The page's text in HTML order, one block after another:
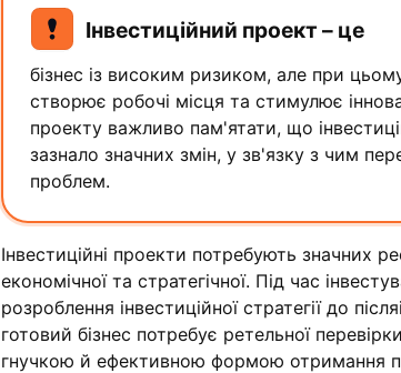
Інвестиційний проект – це
бізнес із високим ризиком, але при
створює робочі місця та стимулює
проекту важливо пам'ятати, що
зазнало значних змін, у зв'язку з чим
проблем.
Інвестиційні проекти потребують значних
економічної та стратегічної. Під час
розроблення інвестиційної стратегії до
готовий бізнес потребує ретельної
гнучкою й ефективною формою отримання